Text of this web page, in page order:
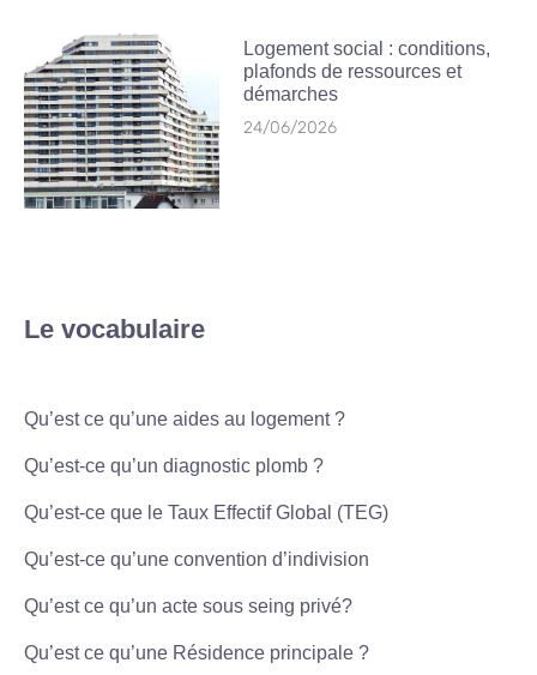
Logement social : conditions,
plafonds de ressources et
démarches
24/06/2026
Le vocabulaire
Qu’est ce qu’une aides au logement ?
Qu’est-ce qu’un diagnostic plomb ?
Qu’est-ce que le Taux Effectif Global (TEG)
Qu’est-ce qu’une convention d’indivision
Qu’est ce qu’un acte sous seing privé?
Qu’est ce qu’une Résidence principale ?